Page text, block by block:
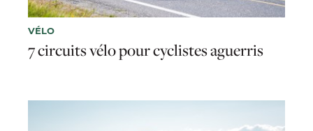
VÉLO
7 circuits vélo pour cyclistes aguerris